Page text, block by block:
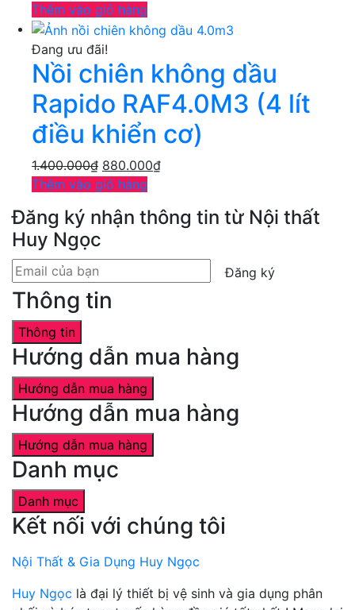
Thêm vào giỏ hàng
Đang ưu đãi!
Nồi chiên không dầu
Rapido RAF4.0M3 (4 lít
điều khiển cơ)
1.400.000₫ 880.000₫
Thêm vào giỏ hàng
Đăng ký nhận thông tin từ Nội thất
Huy Ngọc
Đăng ký
Thông tin
Thông tin
Hướng dẫn mua hàng
Hướng dẫn mua hàng
Hướng dẫn mua hàng
Hướng dẫn mua hàng
Danh mục
Danh mục
Kết nối với chúng tôi
Nội Thất & Gia Dụng Huy Ngọc
Huy Ngọc là đại lý thiết bị vệ sinh và gia dụng phân